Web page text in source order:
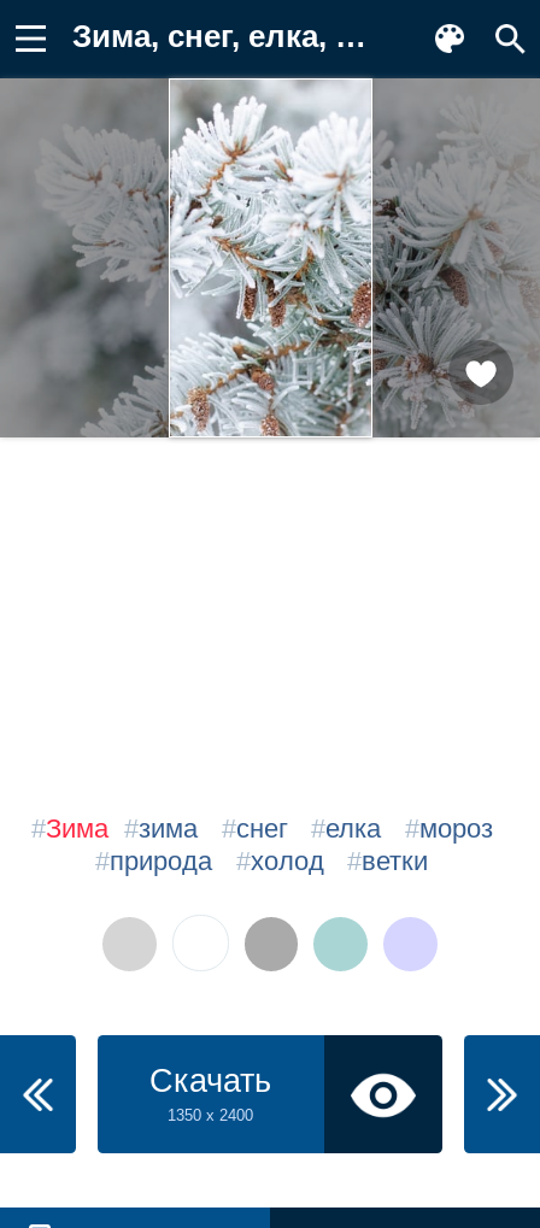
Зима, снег, елка, мороз, природа Заставка на телефон
#Зима #зима #снег #елка #мороз
#природа #холод #ветки
Скачать
1350 x 2400